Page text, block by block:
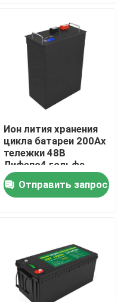
Ион лития хранения
цикла батареи 200Ах
тележки 48В
Лифепо4 гольфа
умный БМС глубокий
Отправить запрос